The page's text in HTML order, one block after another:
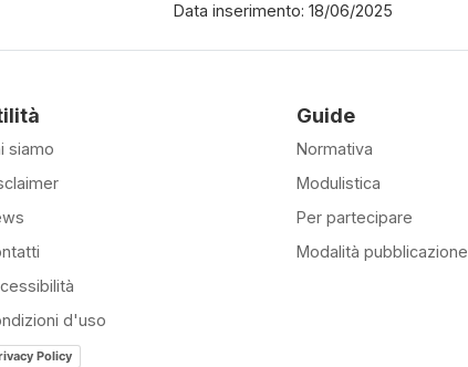
Data inserimento: 18/06/2025
siamo
d'uso
Policy
Guide
Normativa
Modulistica
Per partecipare
Modalità pubblicazione